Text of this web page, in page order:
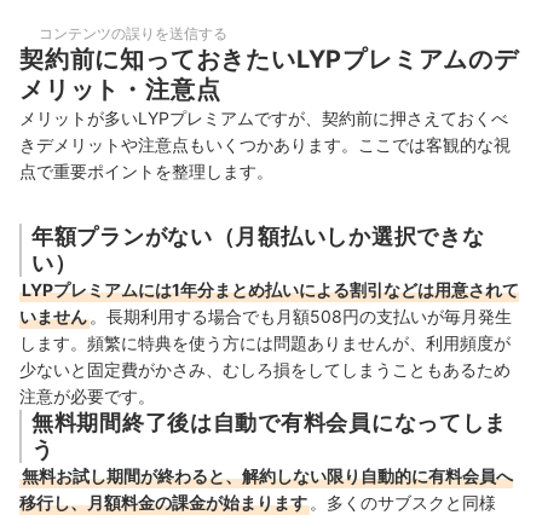
コンテンツの誤りを送信する
契約前に知っておきたいLYPプレミアムのデ
メリット・注意点
メリットが多いLYPプレミアムですが、契約前に押さえておくべ
きデメリットや注意点もいくつかあります。ここでは客観的な視
点で重要ポイントを整理します。
年額プランがない（月額払いしか選択できな
い）
LYPプレミアムには1年分まとめ払いによる割引などは用意されて
いません。長期利用する場合でも月額508円の支払いが毎月発生
します。頻繁に特典を使う方には問題ありませんが、利用頻度が
少ないと固定費がかさみ、むしろ損をしてしまうこともあるため
注意が必要です。
無料期間終了後は自動で有料会員になってしま
う
無料お試し期間が終わると、解約しない限り自動的に有料会員へ
移行し、月額料金の課金が始まります。多くのサブスクと同様